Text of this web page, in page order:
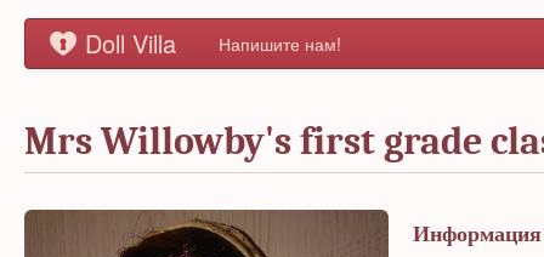
Doll Villa Напишите нам!
Mrs Willowby's first grade
Информация